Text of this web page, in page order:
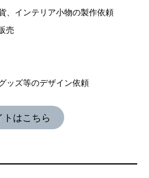
、インテリア小物の製作依頼
売
ッズ等のデザイン依頼
はこちら